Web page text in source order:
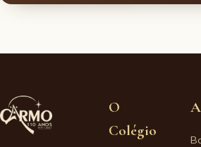
O
Colégio